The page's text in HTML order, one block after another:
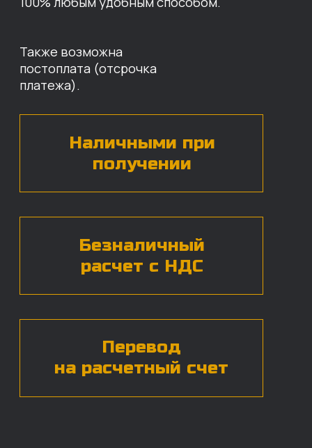
назовут цены и проконсультируют
по нужным деталям.
Нажимая на кнопку, вы даете согласие наобработку